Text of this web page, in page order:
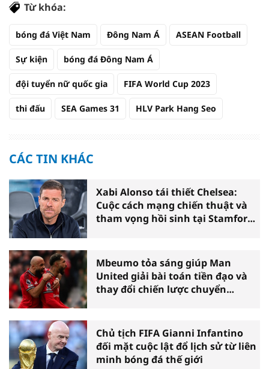
Từ khóa:
bóng đá Việt Nam Đông Nam Á ASEAN Football
Sự kiện bóng đá Đông Nam Á
đội tuyển nữ quốc gia FIFA World Cup 2023
thi đấu SEA Games 31 HLV Park Hang Seo
CÁC TIN KHÁC
Xabi Alonso tái thiết Chelsea:
Cuộc cách mạng chiến thuật và
tham vọng hồi sinh tại Stamford
Mbeumo tỏa sáng giúp Man
United giải bài toán tiền đạo và
thay đổi chiến lược chuyển
Chủ tịch FIFA Gianni Infantino
đối mặt cuộc lật đổ lịch sử từ liên
minh bóng đá thế giới